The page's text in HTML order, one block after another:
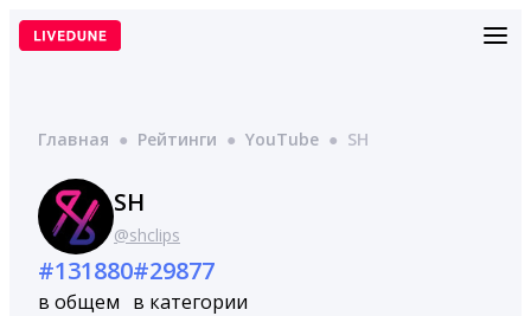
Перейти
Главная ● Рейтинги ● YouTube ● SH
SH
@shclips
#131880
в общем
#29877
в категории